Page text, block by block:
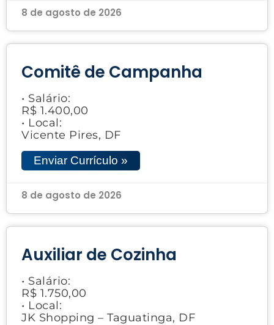
8 de agosto de 2026
Comitê de Campanha
• Salário:
R$ 1.400,00
• Local:
Vicente Pires, DF
Enviar Currículo »
8 de agosto de 2026
Auxiliar de Cozinha
• Salário:
R$ 1.750,00
• Local:
JK Shopping – Taguatinga, DF